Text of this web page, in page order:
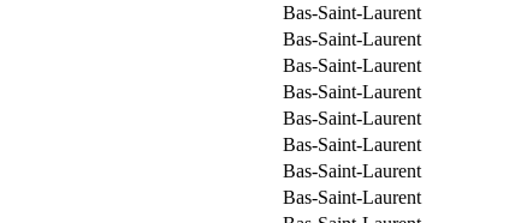
Bas-Saint-Laurent
Bas-Saint-Laurent
Bas-Saint-Laurent
Bas-Saint-Laurent
Bas-Saint-Laurent
Bas-Saint-Laurent
Bas-Saint-Laurent
Bas-Saint-Laurent